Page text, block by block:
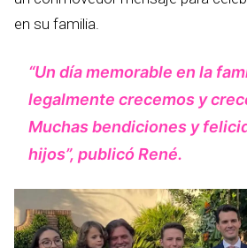
en su familia.
“Un día memorable en la
legalmente crecemos y
Muchas bendiciones y
hijos”, publicó René.